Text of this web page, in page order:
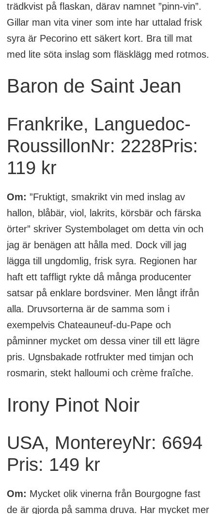
trädkvist på flaskan, därav namnet ”pinn-vin”.
Gillar man vita viner som inte har uttalad frisk
syra är Pecorino ett säkert kort. Bra till mat
med lite söta inslag som fläsklägg med rotmos.
Baron de Saint Jean
Frankrike, Languedoc-
RoussillonNr: 2228Pris:
119 kr
Om: ”Fruktigt, smakrikt vin med inslag av
hallon, blåbär, viol, lakrits, körsbär och färska
örter” skriver Systembolaget om detta vin och
jag är benägen att hålla med. Dock vill jag
lägga till ungdomlig, frisk syra. Regionen har
haft ett taffligt rykte då många producenter
satsar på enklare bordsviner. Men långt ifrån
alla. Druvsorterna är de samma som i
exempelvis Chateauneuf-du-Pape och
påminner mycket om dessa viner till ett lägre
pris. Ugnsbakade rotfrukter med timjan och
rosmarin, stekt halloumi och crème fraîche.
Irony Pinot Noir
USA, MontereyNr: 6694
Pris: 149 kr
Om: Mycket olik vinerna från Bourgogne fast
de är gjorda på samma druva. Har mycket mer